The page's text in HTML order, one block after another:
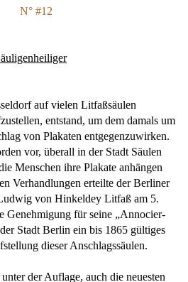
auf vielen Litfaßsäulen
entstand, um dem damals um
von Plakaten entgegenzuwirken.
vor, überall in der Stadt Säulen
Menschen ihre Plakate anhängen
Verhandlungen erteilte der Berliner
von Hinkeldey Litfaß am 5.
Genehmigung für seine „Annocier-
Stadt Berlin ein bis 1865 gültiges
dieser Anschlagssäulen.
der Auflage, auch die neuesten